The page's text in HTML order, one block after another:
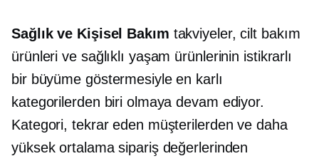
Sağlık ve Kişisel Bakım takviyeler, cilt bakım
ürünleri ve sağlıklı yaşam ürünlerinin istikrarlı
bir büyüme göstermesiyle en karlı
kategorilerden biri olmaya devam ediyor.
Kategori, tekrar eden müşterilerden ve daha
yüksek ortalama sipariş değerlerinden